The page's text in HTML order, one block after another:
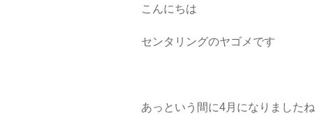
こんにちは
センタリングのヤゴメです
あっという間に4月になりましたね